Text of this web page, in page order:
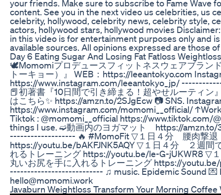
your friends. Make sure to subscribe to Fame Wave
content. See you in the next video us celebrities, us
celebrity, hollywood, celebrity news, celebrity style,
actors, hollywood stars, hollywood movies
in this video is for entertainment purposes only and
available sources. All opinions expressed are those of
Day 6 Eating Sugar And Losing Fat Fatloss
🕊Momomiプロデュースフィットネスウェアブラン
トーキョー）』 WEB：https://leeantokyo.com
https://www.instagram.com/leeantokyo_jp/
📕初著書『10日間で引き締まる！超やせルーティン
はこちら✨ https://amzn.to/2SJgEcw 📷 SNS.
https://www.instagram.com/momomi__official/
Tiktok : @momomi__official https://www.tiktok.com/
things I use. ➫動画内のヨガマット https://
------------------- 🔥 #MomoFit ▽１日４分 腰肉撃退
https://youtu.be/bAKFJNK5AQY ▽１日４分 ２週間
れるトレーニング https://youtu.be/le-G-jUKWR8 ▽
丸いお尻を手に入れるトレーニング https://
--------------------------- ♫ music. Epidemic Sound 💌
hello@momomi.work
Javaburn Weightloss Transform Your Morning Coffee